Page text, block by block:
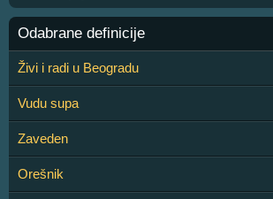
Odabrane definicije
Živi i radi u Beogradu
Vudu supa
Zaveden
Orešnik